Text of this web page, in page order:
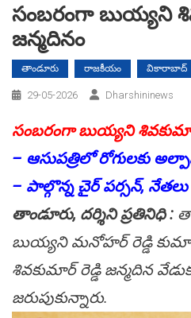
సంబరంగా బుయ్యని
జన్మదినం
తాండూరు రాజకీయం వికారాబాద్
29-05-2026 Dharshininews
సంబరంగా బుయ్యని
– ఆసుపత్రిలో రోగులకు
– పాల్గొన్న చైర్ పర్సన్, నేతలు
తాండూరు, దర్శిని ప్రతినిధి :
బుయ్యని మనోహర్ రెడ్డి
శివకుమార్‌ రెడ్డి జన్మదిన
జరుపుకున్నారు.